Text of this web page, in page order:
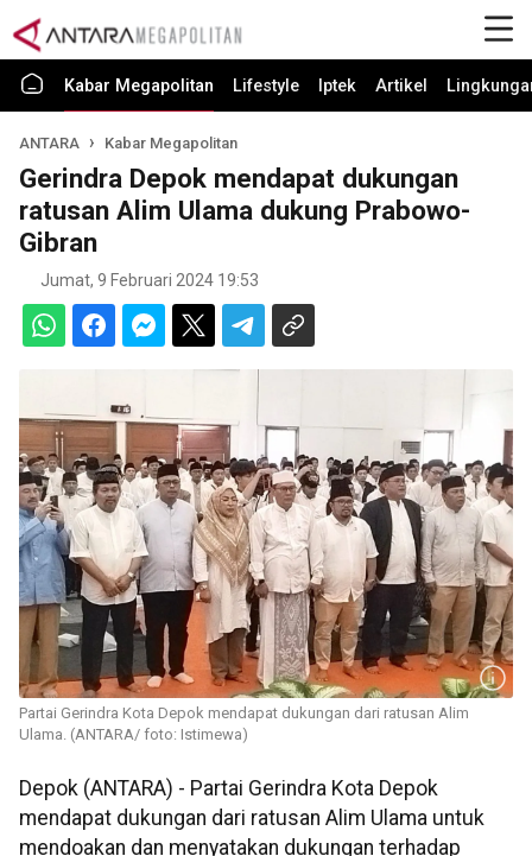
Kabar Megapolitan Lifestyle Iptek Artikel
ANTARA Kabar Megapolitan
Gerindra Depok mendapat dukungan
ratusan Alim Ulama dukung Prabowo-
Gibran
Jumat, 9 Februari 2024 19:53
Partai Gerindra Kota Depok mendapat dukungan dari ratusan Alim
Ulama. (ANTARA/ foto: Istimewa)
Depok (ANTARA) - Partai Gerindra Kota Depok
mendapat dukungan dari ratusan Alim Ulama untuk
mendoakan dan menyatakan dukungan terhadap